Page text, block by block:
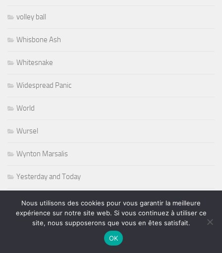
volley ball
Whisbone Ash
Whitesnake
Widespread Panic
World
Wursel
Wynton Marsalis
Yesterday and Today
Nous utilisons des cookies pour vous garantir la meilleure
expérience sur notre site web. Si vous continuez à utiliser ce
site, nous supposerons que vous en êtes satisfait.
OK